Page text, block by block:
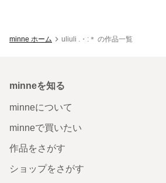
minne ホーム uliuli .・:＊ の作品一覧
minneを知る
minneについて
minneで買いたい
作品をさがす
ショップをさがす